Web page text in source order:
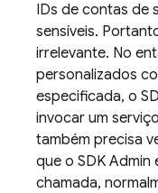
IDs de contas de
sensíveis.
irrelevante. No
personalizados
especificada, o
invocar um
também precisa
que o SDK
chamada,